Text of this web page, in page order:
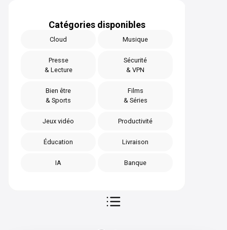
Catégories disponibles
Cloud Musique
Presse
& Lecture
Sécurité
& VPN
Bien être
& Sports
Films
& Séries
Jeux vidéo Productivité
Éducation Livraison
IA Banque